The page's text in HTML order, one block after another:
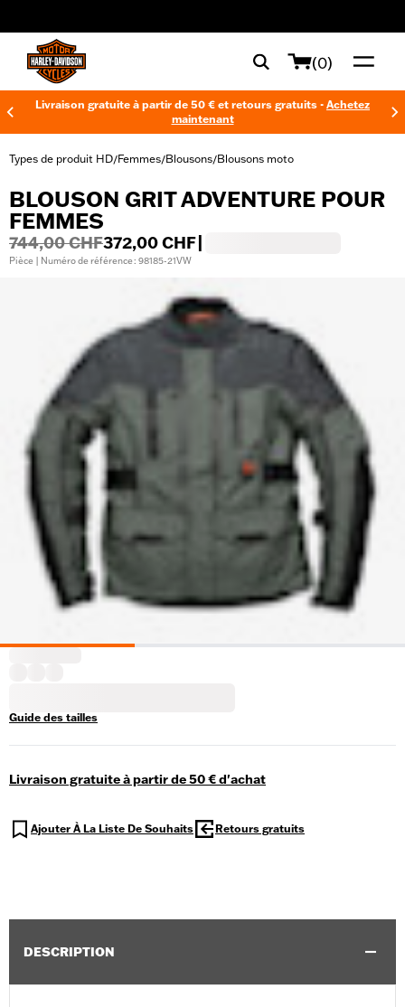
(0)
Livraison gratuite à partir de 50 € et retours gratuits - Achetez
maintenant
Types de produit HD/Femmes/Blousons/Blousons moto
BLOUSON GRIT ADVENTURE POUR
FEMMES
744,00 CHF372,00 CHF
Pièce | Numéro de référence : 98185-21VW
Guide des tailles
Livraison gratuite à partir de 50 € d'achat
Ajouter À La Liste De Souhaits Retours gratuits
DESCRIPTION